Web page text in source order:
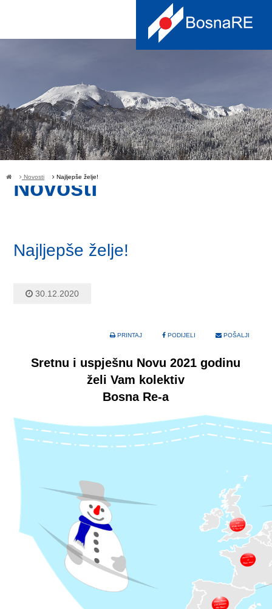
Novosti Najljepše želje!
Novosti
Najljepše želje!
30.12.2020
PRINTAJ PODIJELI POŠALJI
Sretnu i uspješnu Novu 2021 godinu
želi Vam kolektiv
Bosna Re-a